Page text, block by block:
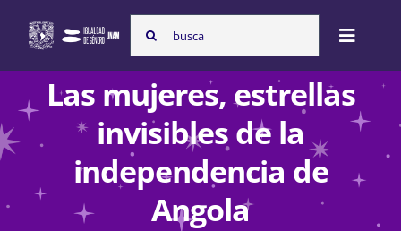
content
Search
for:
Toggle
Inicio
Nosotras
Las mujeres, estrellas
invisibles de la
independencia de
Angola